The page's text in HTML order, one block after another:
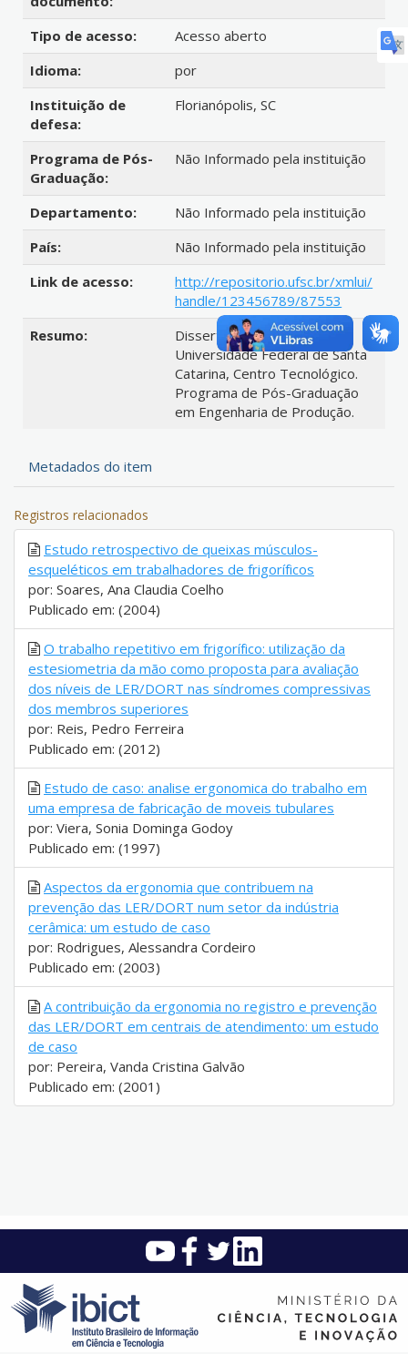
Tipo de acesso:
Acesso aberto
Idioma:
por
Instituição de
defesa:
Florianópolis, SC
Programa de Pós-
Graduação:
Não Informado pela instituição
Departamento:
Não Informado pela instituição
País:
Não Informado pela instituição
Link de acesso:
http://repositorio.ufsc.br/xmlui/
handle/123456789/87553
Resumo:
Dissertação (mestrado) -
Universidade Federal de Santa
Catarina, Centro Tecnológico.
Programa de Pós-Graduação
em Engenharia de Produção.
Metadados do item
Registros relacionados
Estudo retrospectivo de queixas músculos-
esqueléticos em trabalhadores de frigoríficos
por: Soares, Ana Claudia Coelho
Publicado em: (2004)
O trabalho repetitivo em frigorífico: utilização da
estesiometria da mão como proposta para avaliação
dos níveis de LER/DORT nas síndromes compressivas
dos membros superiores
por: Reis, Pedro Ferreira
Publicado em: (2012)
Estudo de caso: analise ergonomica do trabalho em
uma empresa de fabricação de moveis tubulares
por: Viera, Sonia Dominga Godoy
Publicado em: (1997)
Aspectos da ergonomia que contribuem na
prevenção das LER/DORT num setor da indústria
cerâmica: um estudo de caso
por: Rodrigues, Alessandra Cordeiro
Publicado em: (2003)
A contribuição da ergonomia no registro e prevenção
das LER/DORT em centrais de atendimento: um estudo
de caso
por: Pereira, Vanda Cristina Galvão
Publicado em: (2001)